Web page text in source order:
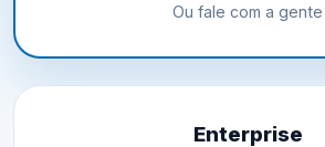
Ou fale com a gente
Enterprise